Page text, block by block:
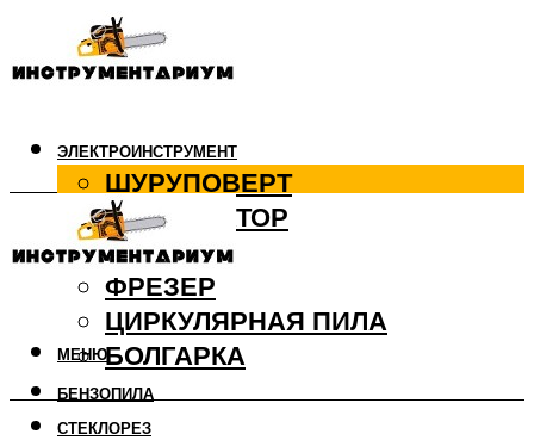
ЭЛЕКТРОИНСТРУМЕНТ
ШУРУПОВЕРТ
ПЕРФОРАТОР
ДРЕЛЬ
ФРЕЗЕР
ЦИРКУЛЯРНАЯ ПИЛА
БОЛГАРКА
БЕНЗОПИЛА
СТЕКЛОРЕЗ
МЕНЮ